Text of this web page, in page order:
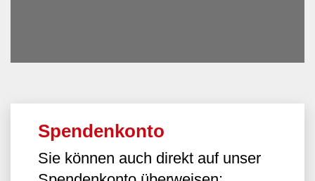
Spendenkonto
Sie können auch direkt auf unser